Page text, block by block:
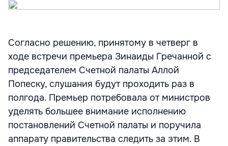
Согласно решению, принятому в четверг в
ходе встречи премьера Зинаиды Гречанной с
председателем Счетной палаты Аллой
Попеску, слушания будут проходить раз в
полгода. Премьер потребовала от министров
уделять большее внимание исполнению
постановлений Счетной палаты и поручила
аппарату правительства следить за этим. В